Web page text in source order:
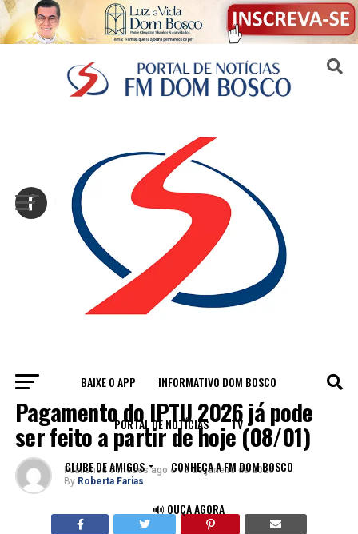
BAIXE O APP INFORMATIVO DOM BOSCO
PORTAL DE NOTÍCIAS TV
CLUBE DE AMIGOS CONHEÇA A FM DOM BOSCO
🔊 OUÇA AGORA
ECONOMIA
Pagamento do IPTU 2026 já pode
ser feito a partir de hoje (08/01)
Published 7 meses ago on 8 de janeiro de 2026
By Roberta Farias
Sair da versão mobile